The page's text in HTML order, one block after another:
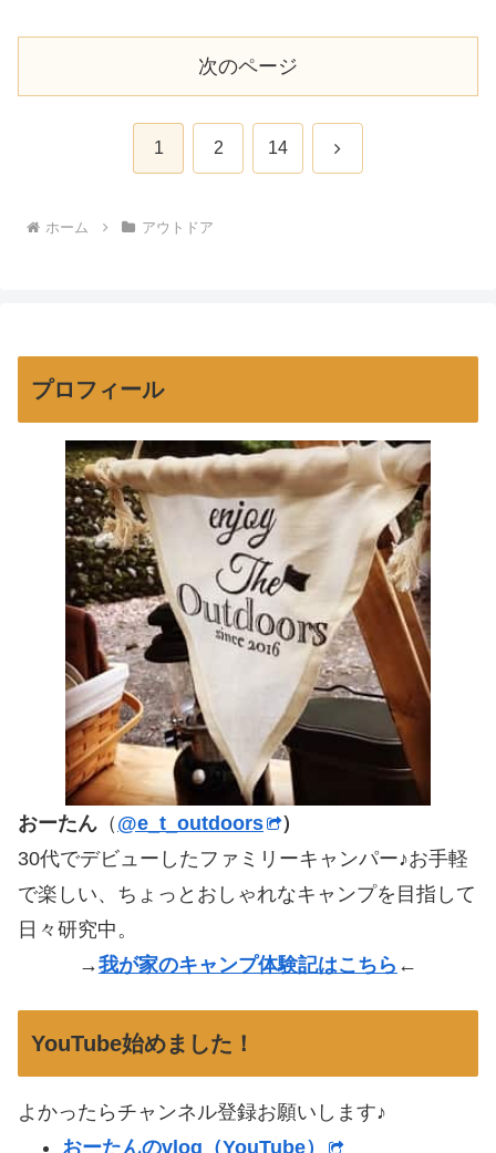
次のページ
1 2 14 次
ホーム アウトドア
プロフィール
おーたん （ @e_t_outdoors
）
30代でデビューしたファミリーキャンパー♪お手軽
で楽しい、ちょっとおしゃれなキャンプを目指して
日々研究中。
→我が家のキャンプ体験記はこちら ←
YouTube始めました！
よかったらチャンネル登録お願いします♪
おーたんのvlog（YouTube）